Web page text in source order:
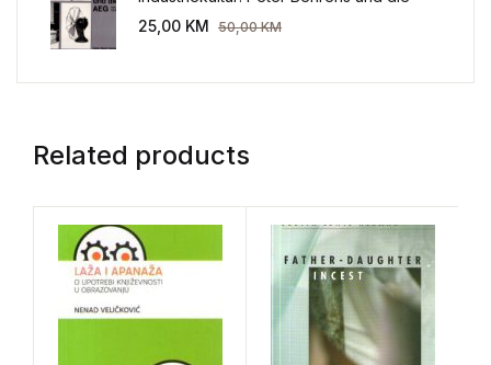
AEG 1907-1914.
25,00 KM 50,00KM
Related products